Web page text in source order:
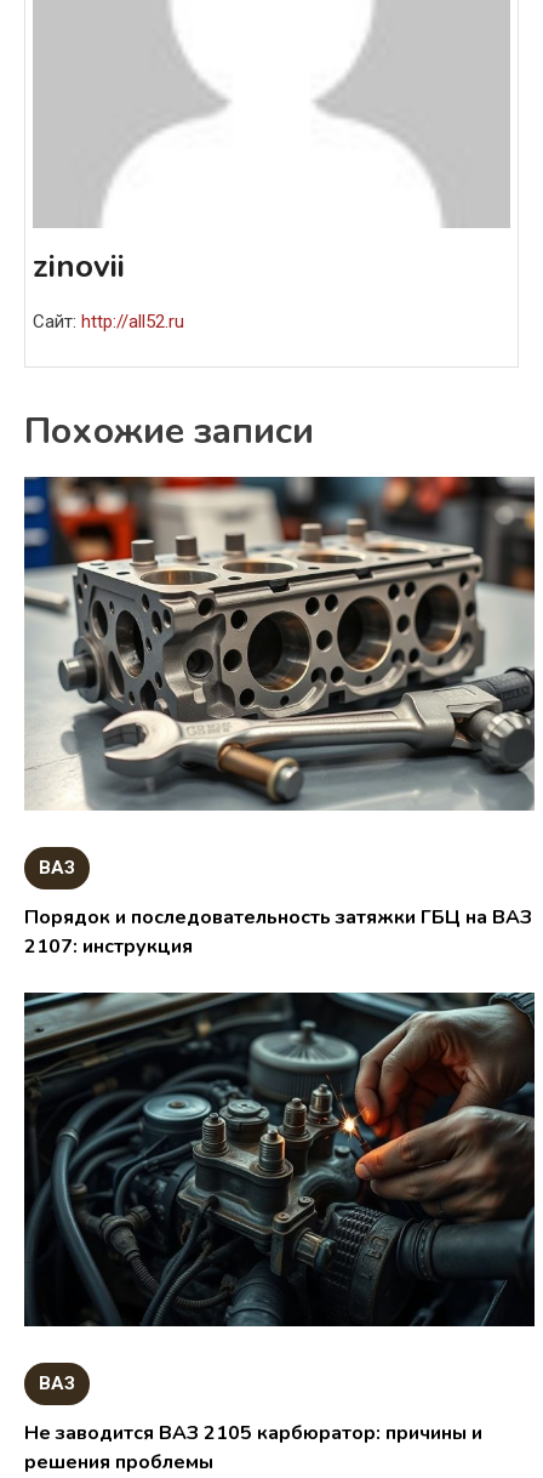
zinovii
Сайт: http://all52.ru
Похожие записи
ВАЗ
Порядок и последовательность затяжки ГБЦ на ВАЗ
2107: инструкция
ВАЗ
Не заводится ВАЗ 2105 карбюратор: причины и
решения проблемы